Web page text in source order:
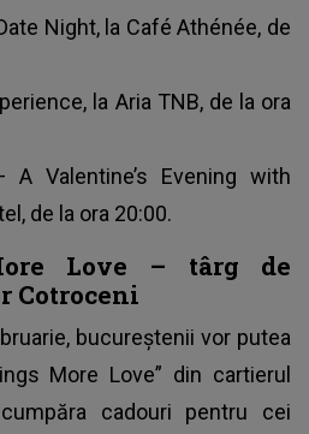
Night, la Café Athénée, de
la Aria TNB, de la ora
A Valentine’s Evening with
de la ora 20:00.
Love – târg de
Cotroceni
bucureștenii vor putea
More Love” din cartierul
cadouri pentru cei